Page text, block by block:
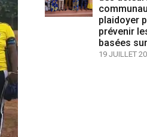
plaidoyer
prévenir
basées
19 JUILLET